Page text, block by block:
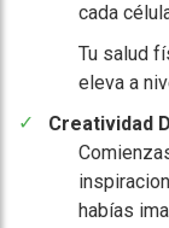
cada
Tu salud
eleva a
Creatividad
habías